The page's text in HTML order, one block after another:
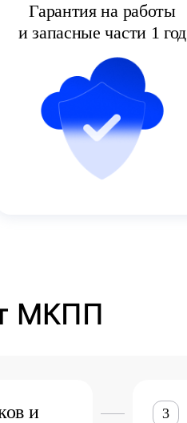
Гарантия на работы
и запасные части 1 год
МКПП
и
3